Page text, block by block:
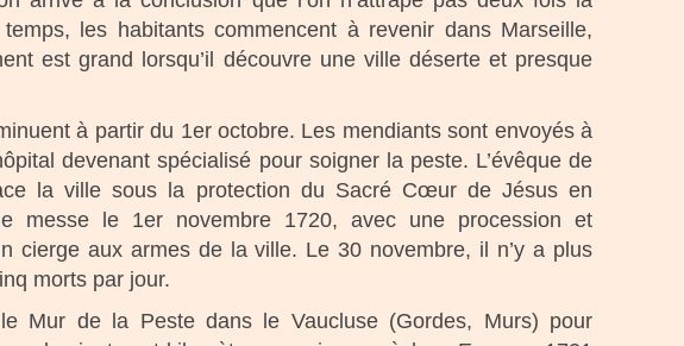
les habitants commencent à revenir dans Marseille,
est grand lorsqu’il découvre une ville déserte et presque
à partir du 1er octobre. Les mendiants sont envoyés à
devenant spécialisé pour soigner la peste. L’évêque de
la ville sous la protection du Sacré Cœur de Jésus en
messe le 1er novembre 1720, avec une procession et
cierge aux armes de la ville. Le 30 novembre, il n’y a plus
morts par jour.
Mur de la Peste dans le Vaucluse (Gordes, Murs) pour